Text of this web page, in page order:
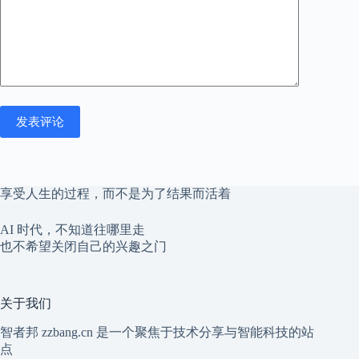
发表评论
享受人生的过程，而不是为了结果而活着
AI 时代，不知道往哪里走
也不希望关闭自己的兴趣之门
关于我们
智者邦 zzbang.cn 是一个聚焦于技术分享与智能科技的站
点